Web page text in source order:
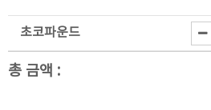
초코파운드
총 금액 :